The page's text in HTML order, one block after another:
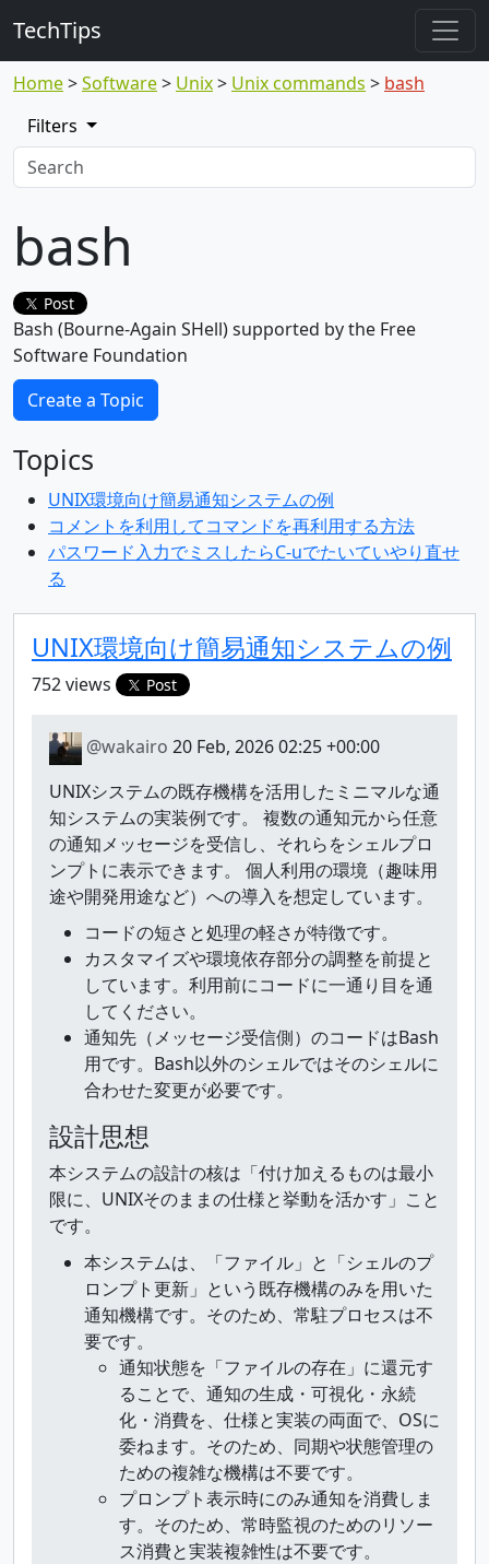
TechTips
Home Software Unix Unix commands
bash
Filters
bash
Post
Bash (Bourne-Again SHell) supported by the Free
Software Foundation
Create a Topic
Topics
UNIX環境向け簡易通知システムの例
コメントを利用してコマンドを再利用する方法
パスワード入力でミスしたらC-uでたいていやり直せ
る
UNIX環境向け簡易通知システムの例
752 views Post
@wakairo 20 Feb, 2026 02:25 +00:00
UNIXシステムの既存機構を活用したミニマルな通
知システムの実装例です。 複数の通知元から任意
の通知メッセージを受信し、それらをシェルプロ
ンプトに表示できます。 個人利用の環境（趣味用
途や開発用途など）への導入を想定しています。
コードの短さと処理の軽さが特徴です。
カスタマイズや環境依存部分の調整を前提と
しています。利用前にコードに一通り目を通
してください。
通知先（メッセージ受信側）のコードはBash
用です。Bash以外のシェルではそのシェルに
合わせた変更が必要です。
設計思想
本システムの設計の核は「付け加えるものは最小
限に、UNIXそのままの仕様と挙動を活かす」こと
です。
本システムは、「ファイル」と「シェルのプ
ロンプト更新」という既存機構のみを用いた
通知機構です。そのため、常駐プロセスは不
要です。
通知状態を「ファイルの存在」に還元す
ることで、通知の生成・可視化・永続
化・消費を、仕様と実装の両面で、OSに
委ねます。そのため、同期や状態管理の
ための複雑な機構は不要です。
プロンプト表示時にのみ通知を消費しま
す。そのため、常時監視のためのリソー
ス消費と実装複雑性は不要です。